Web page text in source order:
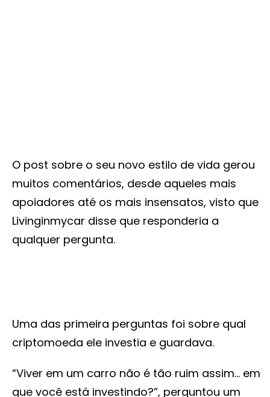
O post sobre o seu novo estilo de vida gerou
muitos comentários, desde aqueles mais
apoiadores até os mais insensatos, visto que
Livinginmycar disse que responderia a
qualquer pergunta.
Uma das primeira perguntas foi sobre qual
criptomoeda ele investia e guardava.
“Viver em um carro não é tão ruim assim… em
que você está investindo?”, perguntou um